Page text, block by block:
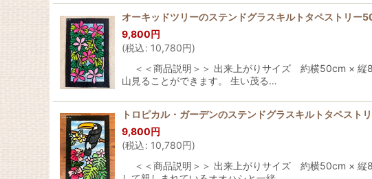
オーキッドツリーのステンドグラスキルトタペストリ
9,800円
(税込: 10,780円)
＜＜商品説明＞＞ 出来上がりサイズ 約横50cm × 縦
山見ることができます。 生い茂る…
トロピカル・ガーデンのステンドグラスキルトタペス
9,800円
(税込: 10,780円)
＜＜商品説明＞＞ 出来上がりサイズ 約横50cm × 縦